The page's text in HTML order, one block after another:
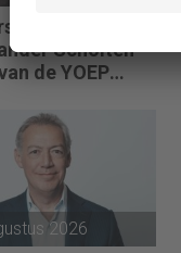
100 dagen
Scholten
de YOEP
werkt pas echt
begrijpen
keuzes nodig
2026